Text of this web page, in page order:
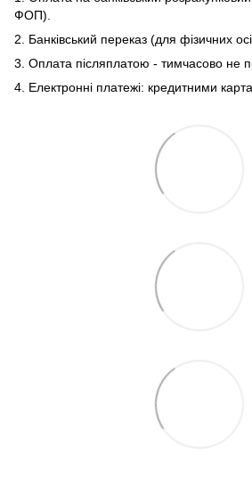
ФОП).
2. Банківський переказ (для фізичних
3. Оплата післяплатою - тимчасово не
4. Електронні платежі: кредитними